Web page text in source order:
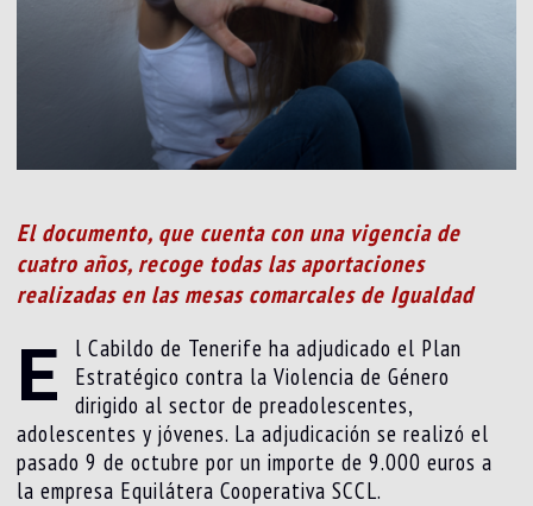
El documento, que cuenta con una vigencia de
cuatro años, recoge todas las aportaciones
realizadas en las mesas comarcales de Igualdad
E
l Cabildo de Tenerife ha adjudicado el Plan
Estratégico contra la Violencia de Género
dirigido al sector de preadolescentes,
adolescentes y jóvenes. La adjudicación se realizó el
pasado 9 de octubre por un importe de 9.000 euros a
la empresa Equilátera Cooperativa SCCL.